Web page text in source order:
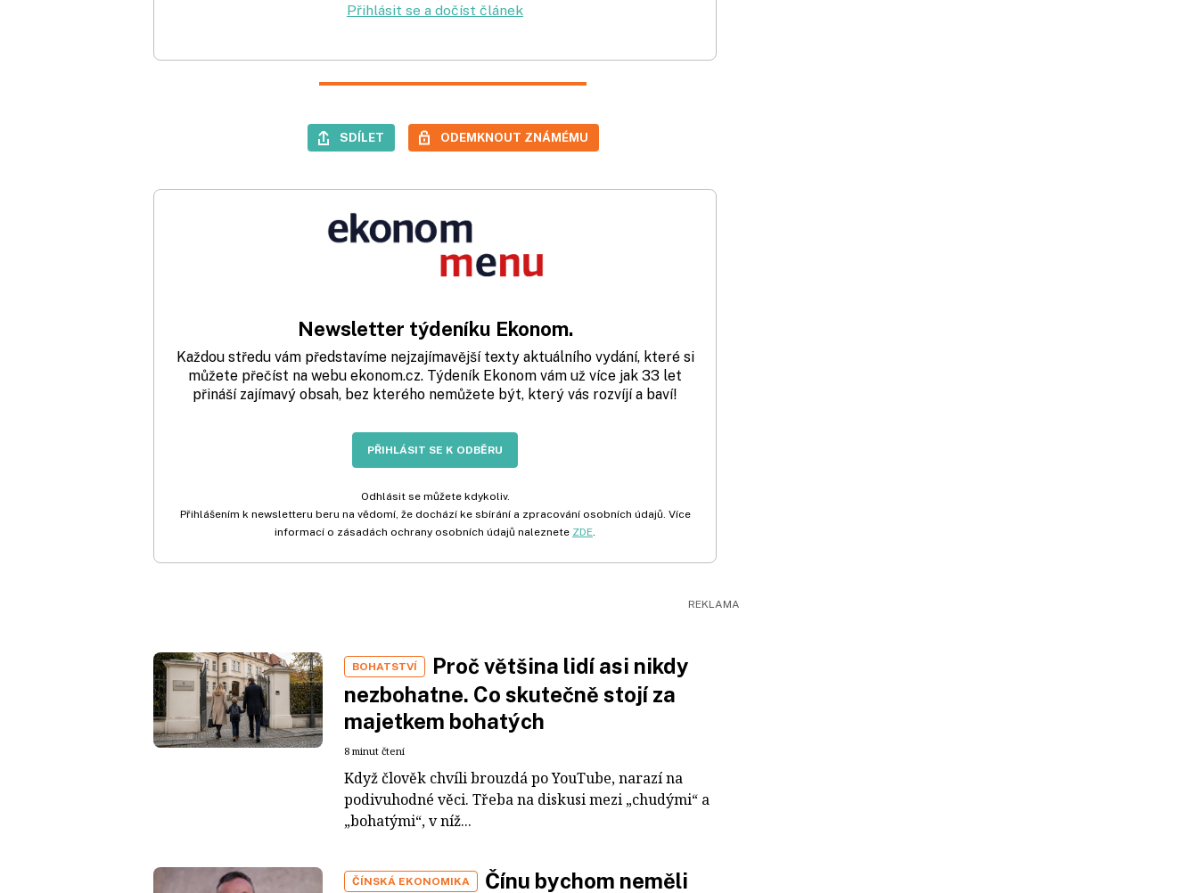
Přihlásit se a dočíst článek
SDÍLET ODEMKNOUT ZNÁMÉMU
Newsletter týdeníku Ekonom.
Každou středu vám představíme nejzajímavější texty aktuálního vydání, které si
můžete přečíst na webu ekonom.cz. Týdeník Ekonom vám už více jak 33 let
přináší zajímavý obsah, bez kterého nemůžete být, který vás rozvíjí a baví!
PŘIHLÁSIT SE K ODBĚRU
Odhlásit se můžete kdykoliv.
Přihlášením k newsletteru beru na vědomí, že dochází ke sbírání a zpracování osobních údajů. Více
informací o zásadách ochrany osobních údajů naleznete ZDE
BOHATSTVÍ
Proč většina lidí asi nikdy
nezbohatne. Co skutečně stojí za
majetkem bohatých
8 minut čtení
Když člověk chvíli brouzdá po YouTube, narazí na
podivuhodné věci. Třeba na diskusi mezi „chudými“ a
„bohatými“, v níž...
ČÍNSKÁ EKONOMIKA Čínu bychom neměli